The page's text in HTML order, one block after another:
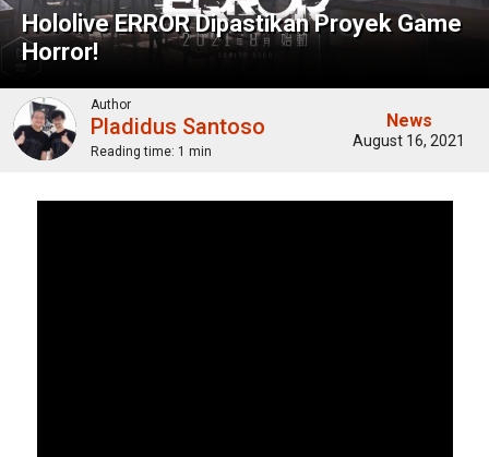
Hololive ERROR Dipastikan Proyek Game
Horror!
Author
Pladidus Santoso
Reading time: 1 min
News
August 16, 2021